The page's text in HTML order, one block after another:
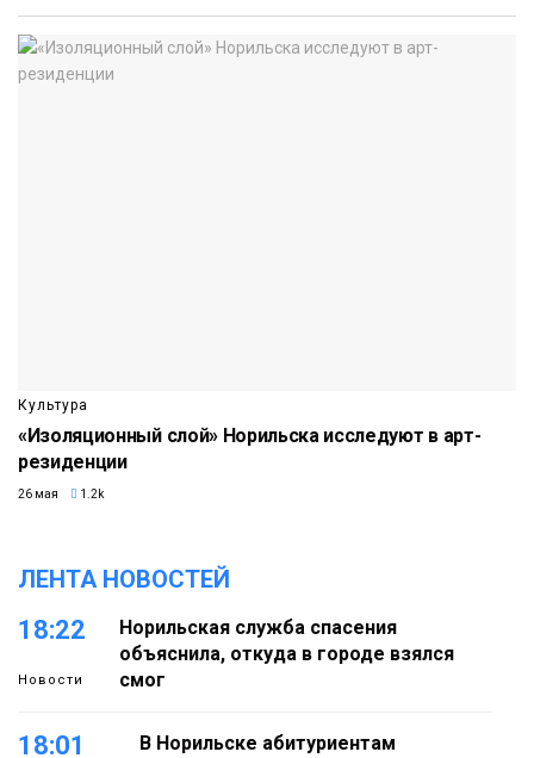
Культура
«Изоляционный слой» Норильска исследуют в арт-
резиденции
26 мая 1.2k
ЛЕНТА НОВОСТЕЙ
18:22
Новости
Норильская служба спасения
объяснила, откуда в городе взялся
смог
18:01
В Норильске абитуриентам